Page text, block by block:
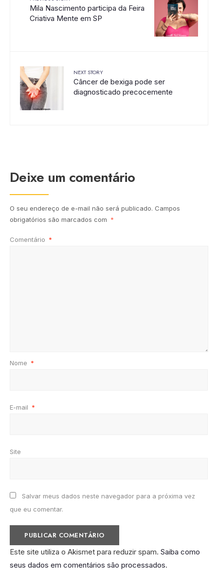
Mila Nascimento participa da Feira
Criativa Mente em SP
NEXT STORY
Câncer de bexiga pode ser
diagnosticado precocemente
Deixe um comentário
O seu endereço de e-mail não será publicado. Campos
obrigatórios são marcados com *
Comentário *
Nome *
E-mail *
Site
Salvar meus dados neste navegador para a próxima vez
que eu comentar.
Este site utiliza o Akismet para reduzir spam. Saiba como
seus dados em comentários são processados.